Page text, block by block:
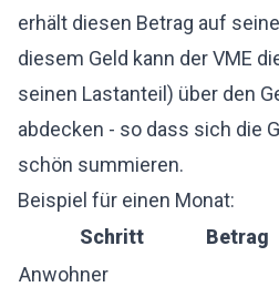
erhält diesen Betrag auf
diesem Geld kann der VME
seinen Lastanteil) über den
abdecken - so dass sich die
schön summieren.
Beispiel für einen Monat:
Schritt
Betrag
Anwohner